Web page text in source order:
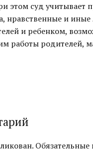
этом суд учитывает
нравственные и
и ребенком,
работы родителей,